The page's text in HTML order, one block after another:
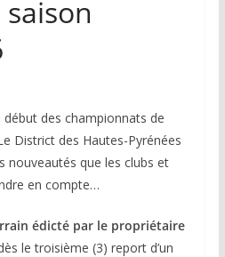
des championnats de
District des Hautes-Pyrénées
nouveautés que les clubs et
en compte…
édicté par le propriétaire
le troisième (3) report d’un